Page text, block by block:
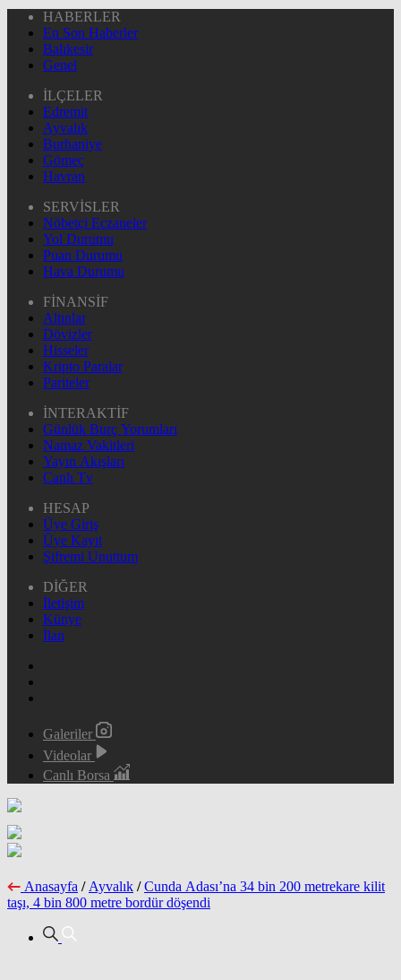
HABERLER
En Son Haberler
Balıkesir
Genel
İLÇELER
Edremit
Ayvalık
Burhaniye
Gömeç
Havran
SERVİSLER
Nöbetçi Eczaneler
Yol Durumu
Puan Durumu
Hava Durumu
FİNANSİF
Altınlar
Dövizler
Hisseler
Kripto Paralar
Pariteler
İNTERAKTİF
Günlük Burç Yorumları
Namaz Vakitleri
Yayın Akışları
Canlı Tv
HESAP
Üye Giriş
Üye Kayıt
Şifremi Unuttum
DİĞER
İletişim
Künye
İlan
Galeriler
Videolar
Canlı Borsa
Anasayfa / Ayvalık / Cunda Adası’na 34 bin 200 metrekare kilit
taşı, 4 bin 800 metre bordür döşendi